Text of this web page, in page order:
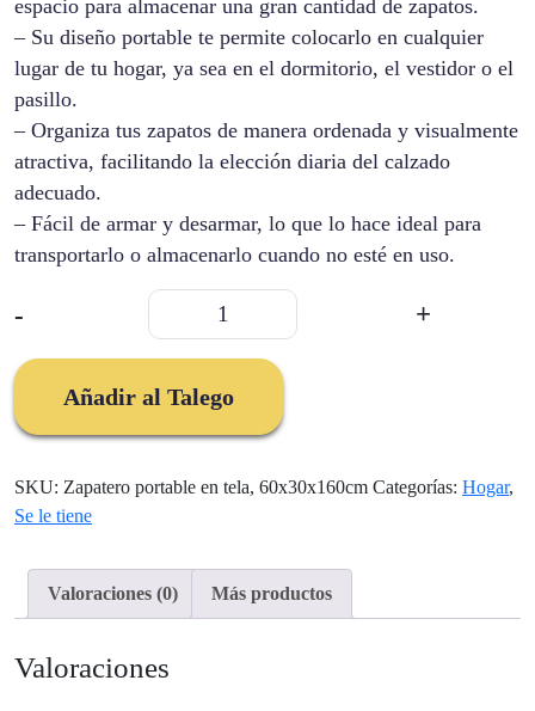
espacio para almacenar una gran cantidad de zapatos.
– Su diseño portable te permite colocarlo en cualquier
lugar de tu hogar, ya sea en el dormitorio, el vestidor o el
pasillo.
– Organiza tus zapatos de manera ordenada y visualmente
atractiva, facilitando la elección diaria del calzado
adecuado.
– Fácil de armar y desarmar, lo que lo hace ideal para
transportarlo o almacenarlo cuando no esté en uso.
-
Zapatero
En
60x30x160cm
cantidad
+
Añadir al Talego
SKU: Zapatero portable en tela, 60x30x160cm Categorías: Hogar,
Se le tiene
Valoraciones (0) Más productos
Valoraciones